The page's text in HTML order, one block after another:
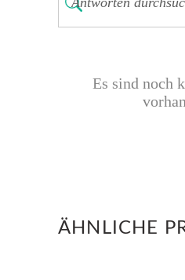
Es sind noch
ÄHNLICHE